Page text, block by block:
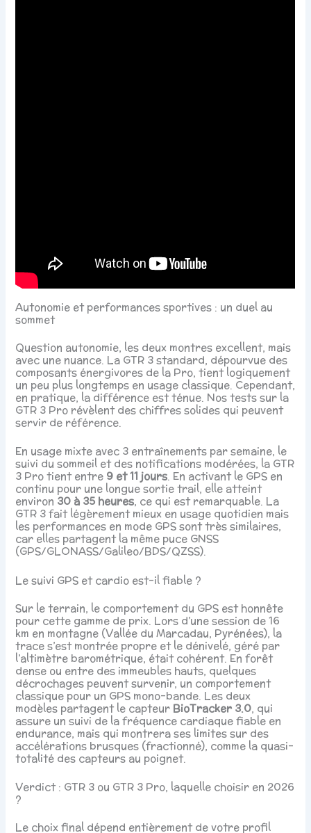
Autonomie et performances sportives : un duel au
sommet
Question autonomie, les deux montres excellent, mais
avec une nuance. La GTR 3 standard, dépourvue des
composants énergivores de la Pro, tient logiquement
un peu plus longtemps en usage classique. Cependant,
en pratique, la différence est ténue. Nos tests sur la
GTR 3 Pro révèlent des chiffres solides qui peuvent
servir de référence.
En usage mixte avec 3 entraînements par semaine, le
suivi du sommeil et des notifications modérées, la GTR
3 Pro tient entre 9 et 11 jours. En activant le GPS en
continu pour une longue sortie trail, elle atteint
environ 30 à 35 heures, ce qui est remarquable. La
GTR 3 fait légèrement mieux en usage quotidien mais
les performances en mode GPS sont très similaires,
car elles partagent la même puce GNSS
(GPS/GLONASS/Galileo/BDS/QZSS).
Le suivi GPS et cardio est-il fiable ?
Sur le terrain, le comportement du GPS est honnête
pour cette gamme de prix. Lors d’une session de 16
km en montagne (Vallée du Marcadau, Pyrénées), la
trace s’est montrée propre et le dénivelé, géré par
l’altimètre barométrique, était cohérent. En forêt
dense ou entre des immeubles hauts, quelques
décrochages peuvent survenir, un comportement
classique pour un GPS mono-bande. Les deux
modèles partagent le capteur BioTracker 3.0, qui
assure un suivi de la fréquence cardiaque fiable en
endurance, mais qui montrera ses limites sur des
accélérations brusques (fractionné), comme la quasi-
totalité des capteurs au poignet.
Verdict : GTR 3 ou GTR 3 Pro, laquelle choisir en 2026
?
Le choix final dépend entièrement de votre profil